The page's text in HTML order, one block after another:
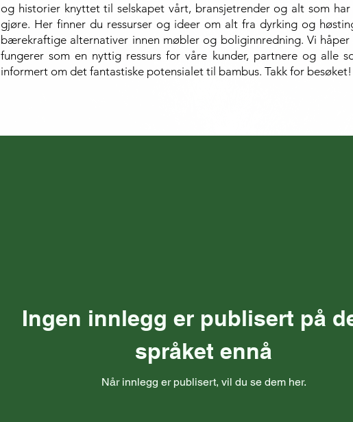
og historier knyttet til selskapet vårt, bransjetrender og alt som
gjøre. Her finner du ressurser og ideer om alt fra dyrking og
bærekraftige alternativer innen møbler og boliginnredning. Vi
fungerer som en nyttig ressurs for våre kunder, partnere og alle
informert om det fantastiske potensialet til bambus. Takk for besøket!
Ingen innlegg er publisert på
språket ennå
Når innlegg er publisert, vil du se dem her.